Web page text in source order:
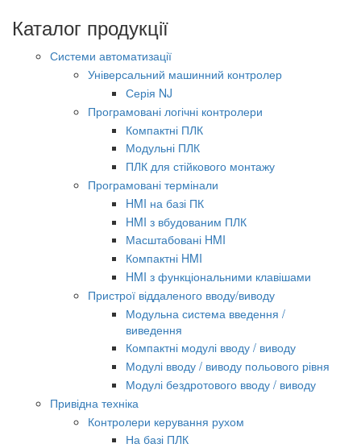
Каталог продукції
Системи автоматизації
Універсальний машинний контролер
Серія NJ
Програмовані логічні контролери
Компактні ПЛК
Модульні ПЛК
ПЛК для стійкового монтажу
Програмовані термінали
HMI на базі ПК
HMI з вбудованим ПЛК
Масштабовані HMI
Компактні HMI
HMI з функціональними клавішами
Пристрої віддаленого вводу/виводу
Модульна система введення /
виведення
Компактні модулі вводу / виводу
Модулі вводу / виводу польового рівня
Модулі бездротового вводу / виводу
Привідна техніка
Контролери керування рухом
На базі ПЛК